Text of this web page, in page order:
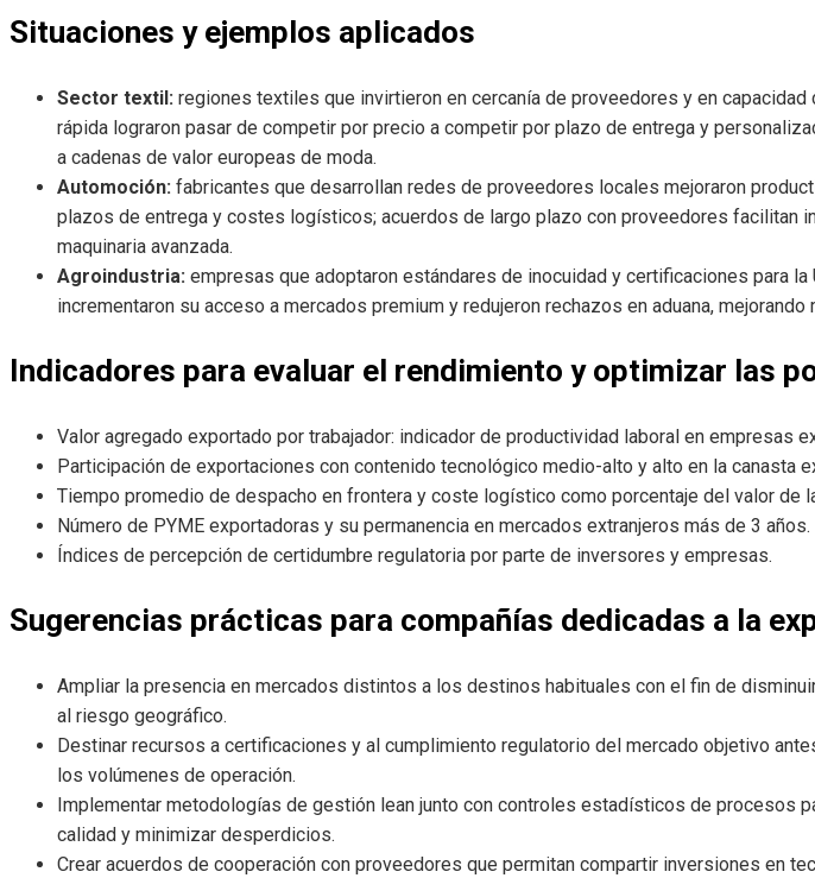
Situaciones y ejemplos aplicados
Sector textil: regiones textiles que invirtieron en cercanía de proveedores y en capacidad
rápida lograron pasar de competir por precio a competir por plazo de entrega y
a cadenas de valor europeas de moda.
Automoción: fabricantes que desarrollan redes de proveedores locales mejoraron
plazos de entrega y costes logísticos; acuerdos de largo plazo con proveedores facilitan
maquinaria avanzada.
Agroindustria: empresas que adoptaron estándares de inocuidad y certificaciones para la
incrementaron su acceso a mercados premium y redujeron rechazos en aduana, mejorando
Indicadores para evaluar el rendimiento y optimizar las
Valor agregado exportado por trabajador: indicador de productividad laboral en empresas
Participación de exportaciones con contenido tecnológico medio-alto y alto en la canasta
Tiempo promedio de despacho en frontera y coste logístico como porcentaje del valor de
Número de PYME exportadoras y su permanencia en mercados extranjeros más de 3 años.
Índices de percepción de certidumbre regulatoria por parte de inversores y empresas.
Sugerencias prácticas para compañías dedicadas a la
Ampliar la presencia en mercados distintos a los destinos habituales con el fin de
al riesgo geográfico.
Destinar recursos a certificaciones y al cumplimiento regulatorio del mercado objetivo
los volúmenes de operación.
Implementar metodologías de gestión lean junto con controles estadísticos de procesos
calidad y minimizar desperdicios.
Crear acuerdos de cooperación con proveedores que permitan compartir inversiones en